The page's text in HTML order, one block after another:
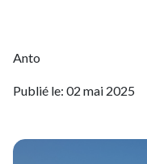
Anto
Publié le: 02 mai 2025